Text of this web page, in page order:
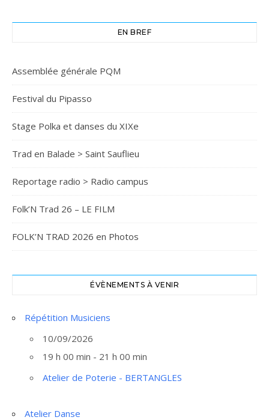
EN BREF
Assemblée générale PQM
Festival du Pipasso
Stage Polka et danses du XIXe
Trad en Balade > Saint Sauflieu
Reportage radio > Radio campus
Folk’N Trad 26 – LE FILM
FOLK’N TRAD 2026 en Photos
ÉVÈNEMENTS À VENIR
Répétition Musiciens
10/09/2026
19 h 00 min - 21 h 00 min
Atelier de Poterie - BERTANGLES
Atelier Danse